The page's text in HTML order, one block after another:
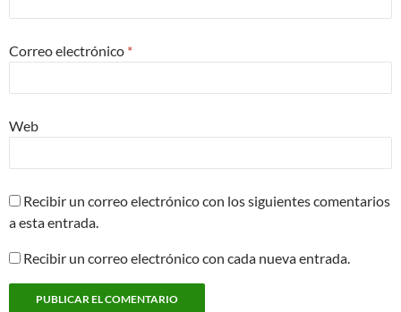
Correo electrónico *
Web
Recibir un correo electrónico con los siguientes comentarios
a esta entrada.
Recibir un correo electrónico con cada nueva entrada.